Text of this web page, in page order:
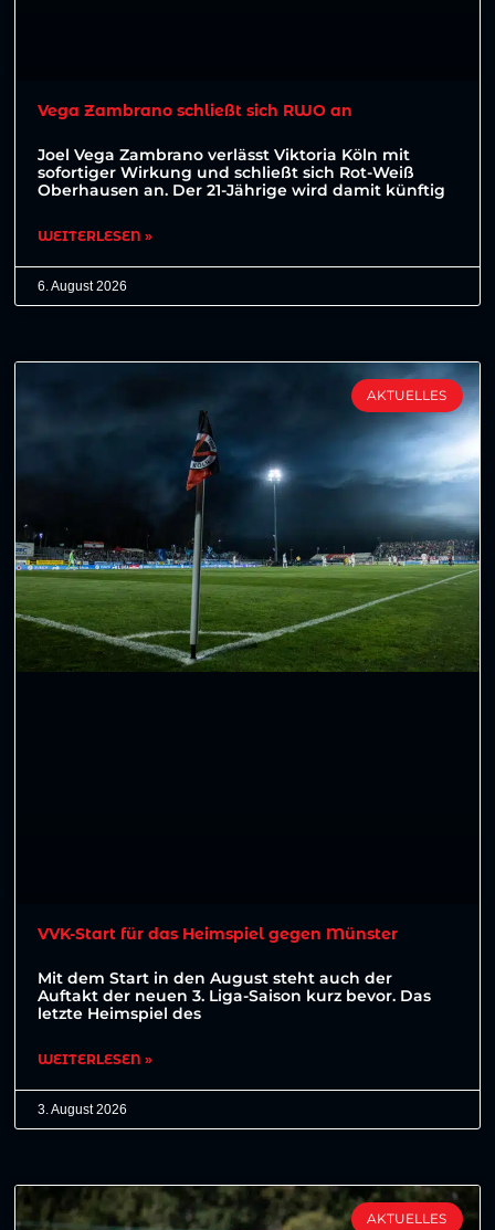
Vega Zambrano schließt sich RWO an
Joel Vega Zambrano verlässt Viktoria Köln mit
sofortiger Wirkung und schließt sich Rot-Weiß
Oberhausen an. Der 21-Jährige wird damit künftig
WEITERLESEN »
6. August 2026
AKTUELLES
VVK-Start für das Heimspiel gegen Münster
Mit dem Start in den August steht auch der
Auftakt der neuen 3. Liga-Saison kurz bevor. Das
letzte Heimspiel des
WEITERLESEN »
3. August 2026
AKTUELLES